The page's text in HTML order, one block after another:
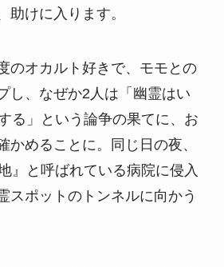
助けに入ります。
のオカルト好きで、モモとの
し、なぜか2人は「幽霊はい
る」という論争の果てに、お
かめることに。同じ日の夜、
』と呼ばれている病院に侵入
スポットのトンネルに向かう